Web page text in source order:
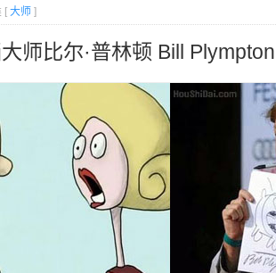
[ 大师 ]
大师比尔·普林顿 Bill